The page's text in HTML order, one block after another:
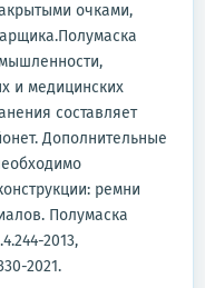
очками,
и медицинских
составляет
Дополнительные
ремни
Полумаска
2013,
2021.